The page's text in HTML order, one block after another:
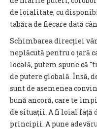
de loialitate, cu
tabăra de fiecare dată
Schimbarea direcției
neplăcută pentru o țară
locală, putem spune că
de putere globală. Însă,
sunt de asemenea
bună ancoră, care te
de situații. A fi loial față
principii. A pune